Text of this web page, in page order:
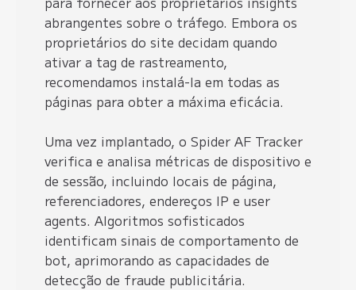
abrangentes sobre o tráfego. Embora os
proprietários do site decidam quando
ativar a tag de rastreamento,
recomendamos instalá-la em todas as
páginas para obter a máxima eficácia.
Uma vez implantado, o Spider AF Tracker
verifica e analisa métricas de dispositivo e
de sessão, incluindo locais de página,
referenciadores, endereços IP e user
agents. Algoritmos sofisticados
identificam sinais de comportamento de
bot, aprimorando as capacidades de
detecção de fraude publicitária.